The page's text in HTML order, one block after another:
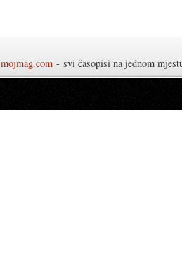
mojmag.com - svi časopisi na jednom